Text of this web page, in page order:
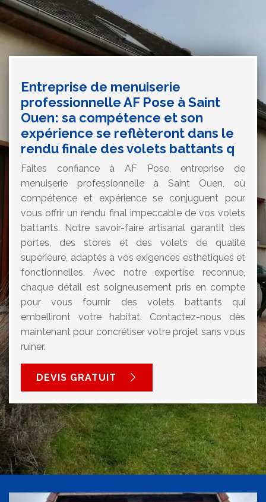
Entreprise de menuiserie
professionnelle AF Pose à Saint
Ouen: sa compétence et son
expérience se reflèteront dans le
rendu finale des volets battants q
Faites confiance à AF Pose, entreprise de
menuiserie professionnelle à Saint Ouen, où
compétence et expérience se conjuguent pour
vous offrir un rendu final impeccable de vos volets
battants. Notre savoir-faire artisanal garantit des
portes, des stores et des volets de qualité
supérieure, adaptés à vos exigences esthétiques et
fonctionnelles. Avec notre expertise reconnue,
chaque détail est soigneusement pris en compte
pour vous fournir des volets battants qui
embelliront votre habitat. Contactez-nous dès
maintenant pour concrétiser votre projet sans vous
ruiner.
DEVIS GRATUIT